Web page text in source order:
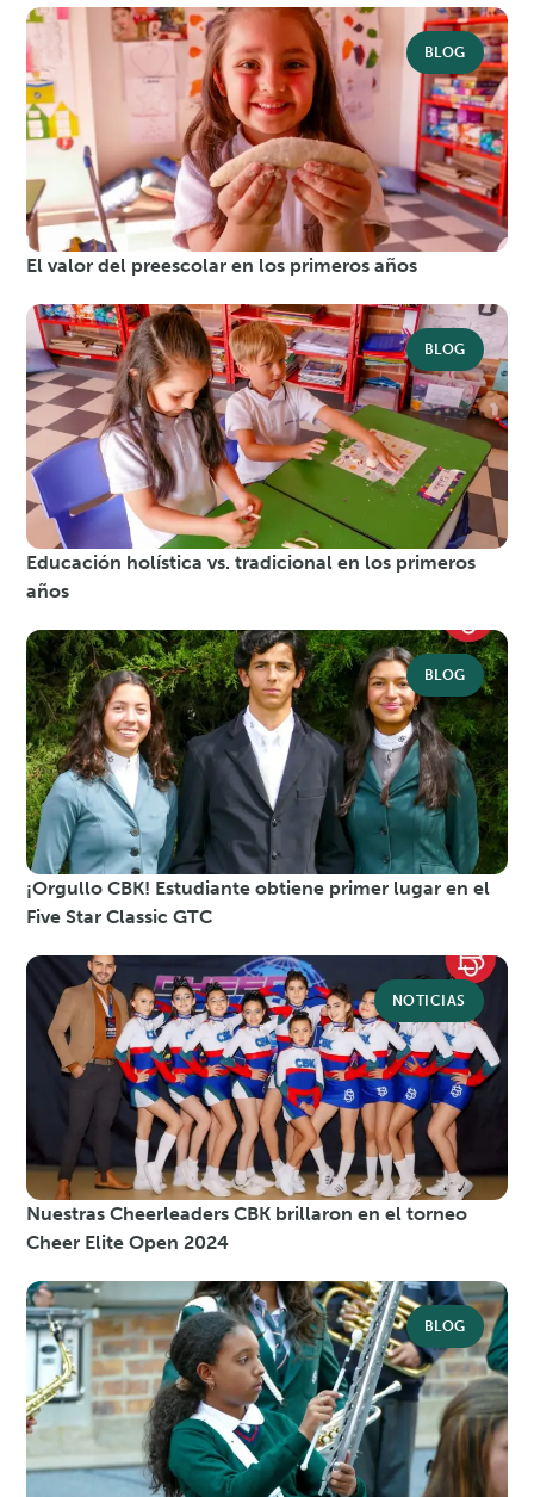
BLOG
El valor del preescolar en los primeros años
BLOG
Educación holística vs. tradicional en los primeros
años
BLOG
¡Orgullo CBK! Estudiante obtiene primer lugar en el
Five Star Classic GTC
NOTICIAS
Nuestras Cheerleaders CBK brillaron en el torneo
Cheer Elite Open 2024
BLOG